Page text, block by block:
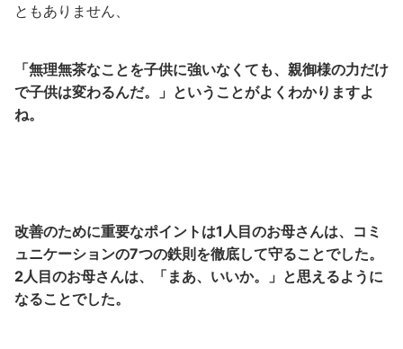
ともありません、
「無理無茶なことを子供に強いなくても、親御様の力だけ
で子供は変わるんだ。」ということがよくわかりますよ
ね。
改善のために重要なポイントは1人目のお母さんは、コミ
ュニケーションの7つの鉄則を徹底して守ることでした。
2人目のお母さんは、「まあ、いいか。」と思えるように
なることでした。